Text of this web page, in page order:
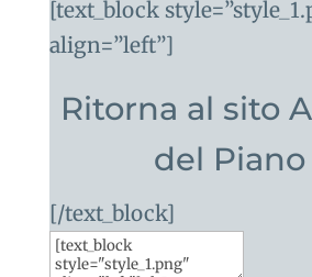
[text_block
align=”left”]
Ritorna al sito
del Piano
[/text_block]